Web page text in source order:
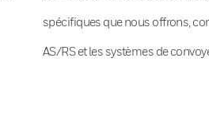
spécifiques que nous offrons,
AS/RS et les systèmes de